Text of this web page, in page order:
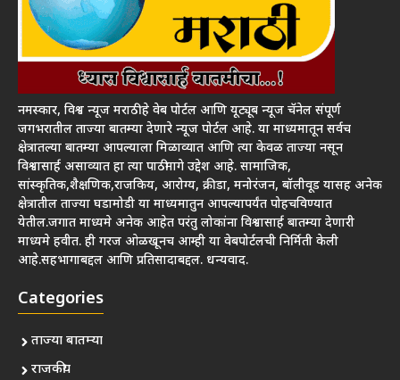
नमस्कार, विश्व न्यूज मराठी हे वेब पोर्टल आणि यूट्यूब न्यूज चॅनेल संपूर्ण
जगभरातील ताज्या बातम्या देणारे न्यूज पोर्टल आहे. या माध्यमातून सर्वच
क्षेत्रातल्या बातम्या आपल्याला मिळाव्यात आणि त्या केवळ ताज्या नसून
विश्वासार्ह असाव्यात हा त्या पाठीमागे उद्देश आहे. सामाजिक,
सांस्कृतिक,शैक्षणिक,राजकिय, आरोग्य, क्रीडा, मनोरंजन, बॉलीवूड यासह अनेक
क्षेत्रातील ताज्या घडामोडी या माध्यमातुन आपल्यापर्यंत पोहचविण्यात
येतील.जगात माध्यमे अनेक आहेत परंतु लोकांना विश्वासार्ह बातम्या देणारी
माध्यमे हवीत. ही गरज ओळखूनच आम्ही या वेबपोर्टलची निर्मिती केली
आहे.सहभागाबद्दल आणि प्रतिसादाबद्दल. धन्यवाद.
Categories
ताज्या बातम्या
राजकीय